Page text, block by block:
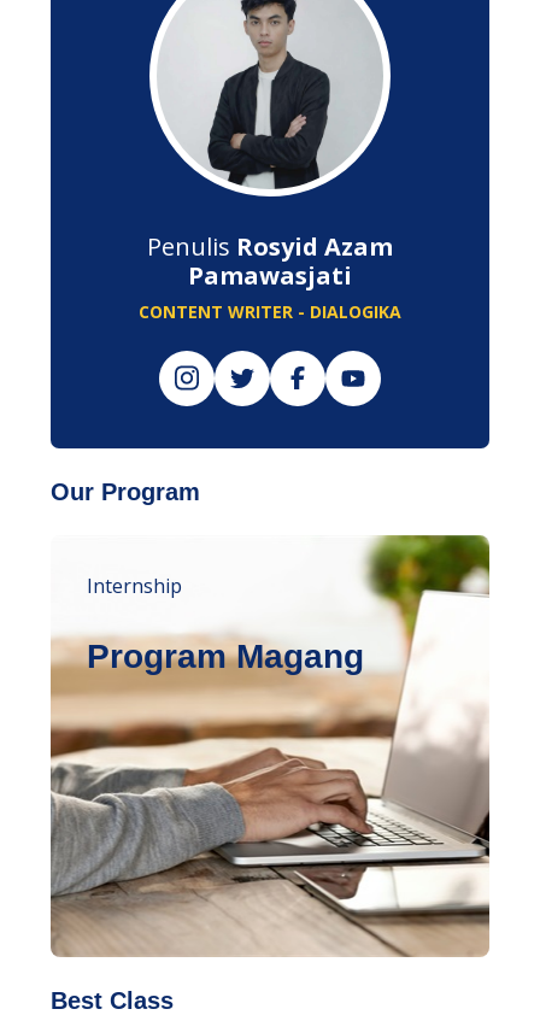
Penulis Rosyid Azam
Pamawasjati
CONTENT WRITER - DIALOGIKA
Our Program
Internship
Program Magang
Best Class